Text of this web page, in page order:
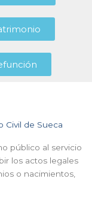
Civil de Sueca
público al servicio
los actos legales
o nacimientos,